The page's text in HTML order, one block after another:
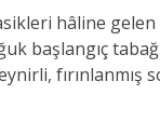
hâline
başlangıç
fırınlanmış